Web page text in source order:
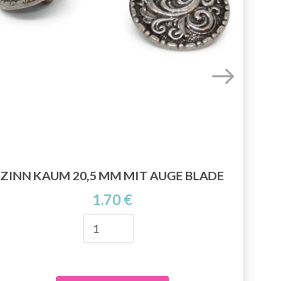
ZINN KAUM 20,5 MM MIT AUGE BLADE
1.70 €